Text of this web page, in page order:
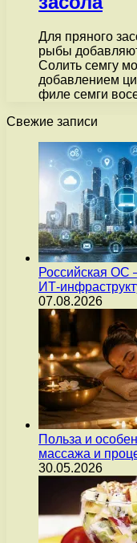
Для пряного
рыбы
Солить семгу
добавлением
филе семги
Свежие записи
Российская ОС
ИТ-
07.08.2026
Польза и
массажа и
30.05.2026